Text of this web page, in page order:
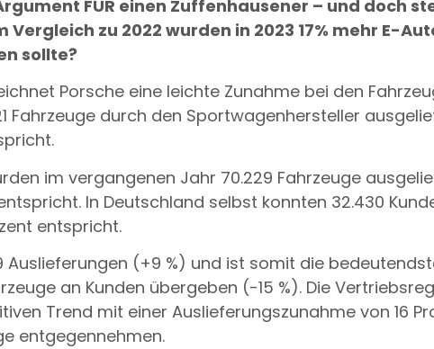
FÜR einen Zuffenhausener – und doch
Vergleich zu 2022 wurden in 2023 17% mehr E-
sollte?
Porsche eine leichte Zunahme bei den
Fahrzeuge durch den Sportwagenhersteller
im vergangenen Jahr 70.229 Fahrzeuge
In Deutschland selbst konnten 32.430
entspricht.
Auslieferungen (+9 %) und ist somit die
an Kunden übergeben (-15 %). Die
Trend mit einer Auslieferungszunahme von 16
entgegennehmen.